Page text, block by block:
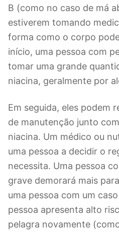
B (como no caso de má
estiverem tomando
forma como o corpo
início, uma pessoa com
tomar uma grande
niacina, geralmente por
Em seguida, eles podem
de manutenção junto
niacina. Um médico ou
uma pessoa a decidir o
necessita. Uma pessoa
grave demorará mais
uma pessoa com um
pessoa apresenta alto
pelagra novamente